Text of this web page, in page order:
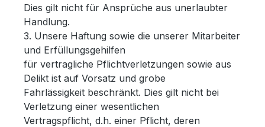
Dies gilt nicht für Ansprüche aus unerlaubter
Handlung.
3. Unsere Haftung sowie die unserer Mitarbeiter
und Erfüllungsgehilfen
für vertragliche Pflichtverletzungen sowie aus
Delikt ist auf Vorsatz und grobe
Fahrlässigkeit beschränkt. Dies gilt nicht bei
Verletzung einer wesentlichen
Vertragspflicht, d.h. einer Pflicht, deren